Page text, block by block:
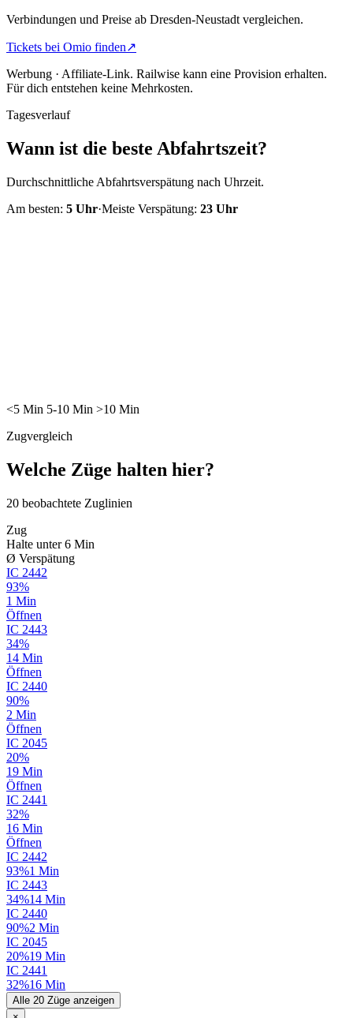
Verbindungen und Preise ab Dresden-Neustadt vergleichen.
Tickets bei Omio finden↗
Werbung · Affiliate-Link. Railwise kann eine Provision erhalten.
Für dich entstehen keine Mehrkosten.
Tagesverlauf
Wann ist die beste Abfahrtszeit?
Durchschnittliche Abfahrtsverspätung nach Uhrzeit.
Am besten: 5 Uhr·Meiste Verspätung: 23 Uhr
<5 Min 5-10 Min >10 Min
Zugvergleich
Welche Züge halten hier?
20 beobachtete Zuglinien
Zug
Halte unter 6 Min
Ø Verspätung
IC 2442
93%
1 Min
Öffnen
IC 2443
34%
14 Min
Öffnen
IC 2440
90%
2 Min
Öffnen
IC 2045
20%
19 Min
Öffnen
IC 2441
32%
16 Min
Öffnen
IC 2442
93%1 Min
IC 2443
34%14 Min
IC 2440
90%2 Min
IC 2045
20%19 Min
IC 2441
32%16 Min
Alle 20 Züge anzeigen